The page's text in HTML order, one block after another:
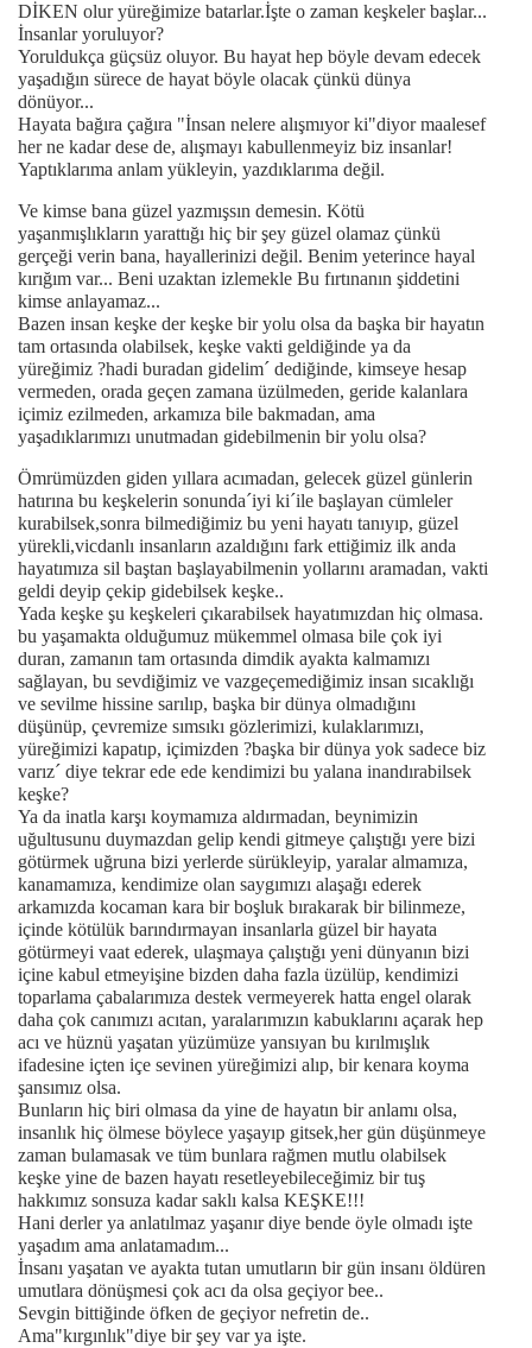
DİKEN olur yüreğimize batarlar.İşte o zaman keşkeler başlar...
İnsanlar yoruluyor?
Yoruldukça güçsüz oluyor. Bu hayat hep böyle devam edecek
yaşadığın sürece de hayat böyle olacak çünkü dünya
dönüyor...
Hayata bağıra çağıra "İnsan nelere alışmıyor ki"diyor maalesef
her ne kadar dese de, alışmayı kabullenmeyiz biz insanlar!
Yaptıklarıma anlam yükleyin, yazdıklarıma değil.
Ve kimse bana güzel yazmışsın demesin. Kötü
yaşanmışlıkların yarattığı hiç bir şey güzel olamaz çünkü
gerçeği verin bana, hayallerinizi değil. Benim yeterince hayal
kırığım var... Beni uzaktan izlemekle Bu fırtınanın şiddetini
kimse anlayamaz...
Bazen insan keşke der keşke bir yolu olsa da başka bir hayatın
tam ortasında olabilsek, keşke vakti geldiğinde ya da
yüreğimiz ?hadi buradan gidelim´ dediğinde, kimseye hesap
vermeden, orada geçen zamana üzülmeden, geride kalanlara
içimiz ezilmeden, arkamıza bile bakmadan, ama
yaşadıklarımızı unutmadan gidebilmenin bir yolu olsa?
Ömrümüzden giden yıllara acımadan, gelecek güzel günlerin
hatırına bu keşkelerin sonunda´iyi ki´ile başlayan cümleler
kurabilsek,sonra bilmediğimiz bu yeni hayatı tanıyıp, güzel
yürekli,vicdanlı insanların azaldığını fark ettiğimiz ilk anda
hayatımıza sil baştan başlayabilmenin yollarını aramadan, vakti
geldi deyip çekip gidebilsek keşke..
Yada keşke şu keşkeleri çıkarabilsek hayatımızdan hiç olmasa.
bu yaşamakta olduğumuz mükemmel olmasa bile çok iyi
duran, zamanın tam ortasında dimdik ayakta kalmamızı
sağlayan, bu sevdiğimiz ve vazgeçemediğimiz insan sıcaklığı
ve sevilme hissine sarılıp, başka bir dünya olmadığını
düşünüp, çevremize sımsıkı gözlerimizi, kulaklarımızı,
yüreğimizi kapatıp, içimizden ?başka bir dünya yok sadece biz
varız´ diye tekrar ede ede kendimizi bu yalana inandırabilsek
keşke?
Ya da inatla karşı koymamıza aldırmadan, beynimizin
uğultusunu duymazdan gelip kendi gitmeye çalıştığı yere bizi
götürmek uğruna bizi yerlerde sürükleyip, yaralar almamıza,
kanamamıza, kendimize olan saygımızı alaşağı ederek
arkamızda kocaman kara bir boşluk bırakarak bir bilinmeze,
içinde kötülük barındırmayan insanlarla güzel bir hayata
götürmeyi vaat ederek, ulaşmaya çalıştığı yeni dünyanın bizi
içine kabul etmeyişine bizden daha fazla üzülüp, kendimizi
toparlama çabalarımıza destek vermeyerek hatta engel olarak
daha çok canımızı acıtan, yaralarımızın kabuklarını açarak hep
acı ve hüznü yaşatan yüzümüze yansıyan bu kırılmışlık
ifadesine içten içe sevinen yüreğimizi alıp, bir kenara koyma
şansımız olsa.
Bunların hiç biri olmasa da yine de hayatın bir anlamı olsa,
insanlık hiç ölmese böylece yaşayıp gitsek,her gün düşünmeye
zaman bulamasak ve tüm bunlara rağmen mutlu olabilsek
keşke yine de bazen hayatı resetleyebileceğimiz bir tuş
hakkımız sonsuza kadar saklı kalsa KEŞKE!!!
Hani derler ya anlatılmaz yaşanır diye bende öyle olmadı işte
yaşadım ama anlatamadım...
İnsanı yaşatan ve ayakta tutan umutların bir gün insanı öldüren
umutlara dönüşmesi çok acı da olsa geçiyor bee..
Sevgin bittiğinde öfken de geçiyor nefretin de..
Ama"kırgınlık"diye bir şey var ya işte.